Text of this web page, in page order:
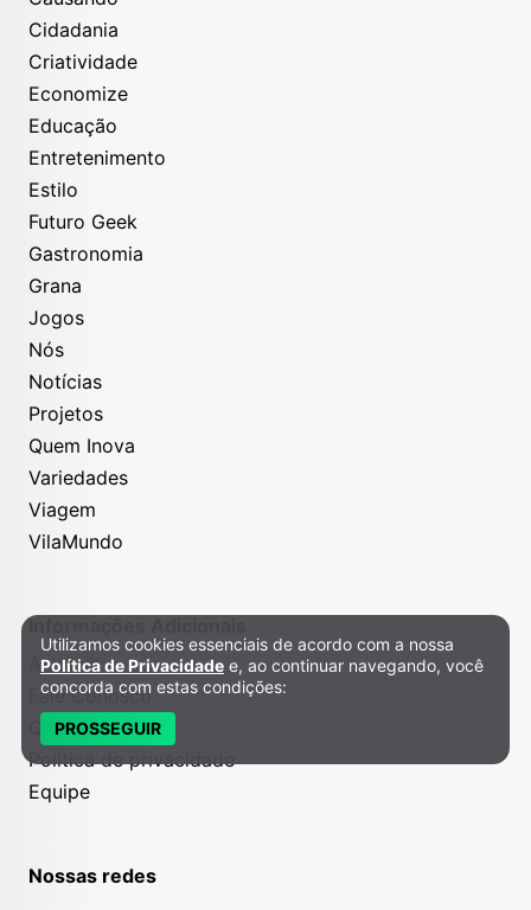
Cidadania
Criatividade
Economize
Educação
Entretenimento
Estilo
Futuro Geek
Gastronomia
Grana
Jogos
Nós
Notícias
Projetos
Quem Inova
Variedades
Viagem
VilaMundo
Informações Adicionais
Anuncie
Fale Conosco
Quem somos
Política de privacidade
Equipe
Nossas redes
Política de Privacidade e Cookies
Utilizamos cookies essenciais de acordo com a nossa
Política de Privacidade e, ao continuar navegando, você
concorda com estas condições:
PROSSEGUIR